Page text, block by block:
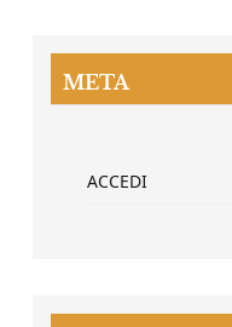
META
ACCEDI